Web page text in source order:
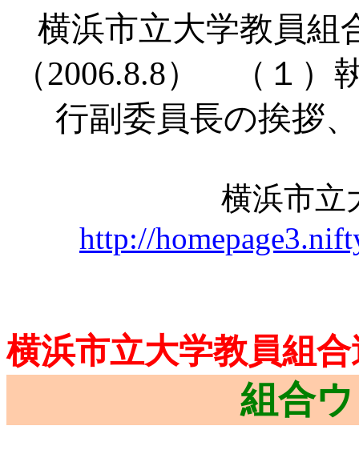
横浜市立大学教員
（2006.8.8） （１）
行副委員長の挨拶
横浜市
http://
横浜市立大学教員組
組合